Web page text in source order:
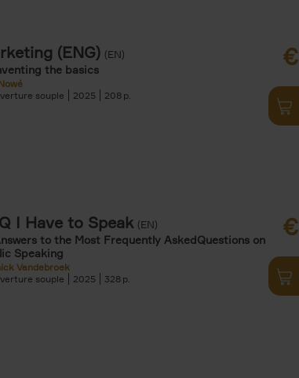
(ENG) (EN)
the basics
souple
2025 208
€
I Have to Speak (EN)
to the Most Frequently AskedQuestions on
Speaking
Vandebroek
souple
2025 328
€